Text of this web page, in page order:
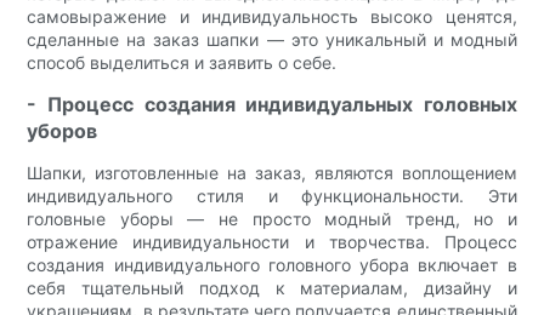
самовыражение и индивидуальность высоко ценятся,
сделанные на заказ шапки — это уникальный и модный
способ выделиться и заявить о себе.
- Процесс создания индивидуальных головных
уборов
Шапки, изготовленные на заказ, являются воплощением
индивидуального стиля и функциональности. Эти
головные уборы — не просто модный тренд, но и
отражение индивидуальности и творчества. Процесс
создания индивидуального головного убора включает в
себя тщательный подход к материалам, дизайну и